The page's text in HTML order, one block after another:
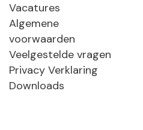
Vacatures
Algemene
voorwaarden
Veelgestelde vragen
Privacy Verklaring
Downloads